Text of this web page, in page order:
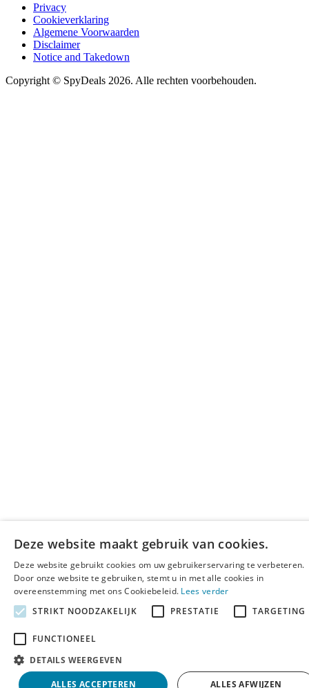
Privacy
Cookieverklaring
Algemene Voorwaarden
Disclaimer
Notice and Takedown
Copyright © SpyDeals 2026. Alle rechten voorbehouden.
Deze website maakt gebruik van cookies.
Deze website gebruikt cookies om uw gebruikerservaring te verbeteren.
Door onze website te gebruiken, stemt u in met alle cookies in
overeenstemming met ons Cookiebeleid. Lees verder
STRIKT NOODZAKELIJK
PRESTATIE TARGETING
FUNCTIONEEL
DETAILS WEERGEVEN
ALLES ACCEPTEREN ALLES AFWIJZEN